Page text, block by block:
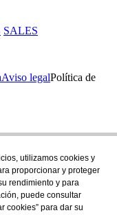
SALES
Aviso legalPolítica de
nosotros en nuestra
utilizamos cookies y
proporcionar y proteger
rendimiento y para
puede consultar
cookies” para dar su